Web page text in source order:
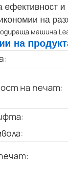
ефективност и
на
на
на печат: